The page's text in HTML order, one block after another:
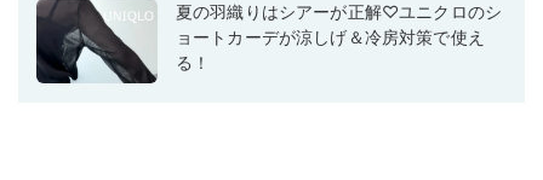
夏の羽織りはシアーが正解♡ユニクロのシ
ョートカーデが涼しげ＆冷房対策で使え
る！